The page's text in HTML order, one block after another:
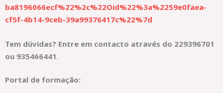
ba8196066ecf%22%2c%22Oid%22%3a%2259e0faea-
cf5f-4b14-9ceb-39a99376417c%22%7d
Tem dúvidas? Entre em contacto através do 229396701
ou 935466441.
Portal de formação: